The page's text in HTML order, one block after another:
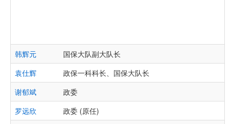
韩辉元
国保大队副大队长
袁仕辉
政保一科科长、国保大队长
谢郁斌
政委
罗远欣
政委 (原任)